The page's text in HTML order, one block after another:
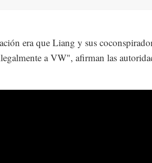
era que Liang y sus
a VW", afirman las